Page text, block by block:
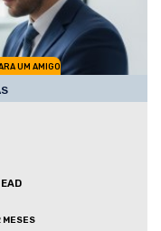
UM AMIGO
MESES